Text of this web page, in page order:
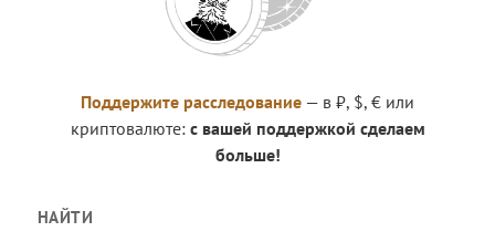
Поддержите расследование — в ₽, $, € или
криптовалюте: с вашей поддержкой сделаем
больше!
НАЙТИ